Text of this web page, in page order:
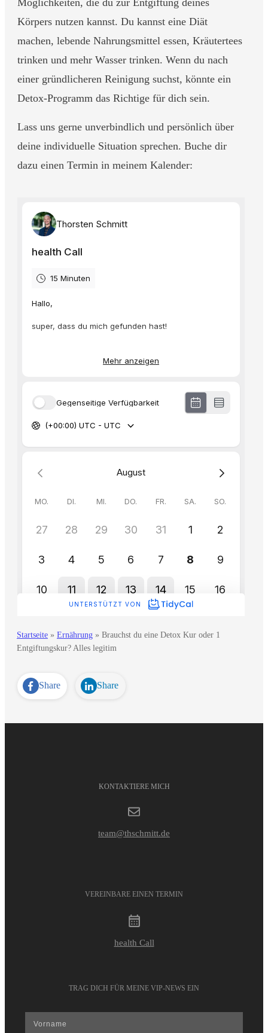
Körpers nutzen kannst. Du kannst eine Diät
machen, lebende Nahrungsmittel essen, Kräutertees
trinken und mehr Wasser trinken. Wenn du nach
einer gründlicheren Reinigung suchst, könnte ein
Detox-Programm das Richtige für dich sein.
Lass uns gerne unverbindlich und persönlich über
deine individuelle Situation sprechen. Buche dir
dazu einen Termin in meinem Kalender:
Startseite » Ernährung » Brauchst du eine Detox Kur oder 1
Entgiftungskur? Alles legitim
Share Share
KONTAKTIERE MICH
team@thschmitt.de
VEREINBARE EINEN TERMIN
health Call
TRAG DICH FÜR MEINE VIP-NEWS EIN